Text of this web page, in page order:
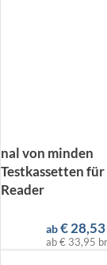
nal von minden
Testkassetten
Reader
ab €28,53
ab€ 33,95